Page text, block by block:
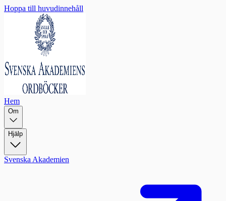
Hoppa till huvudinnehåll
Hem
Om
Hjälp
Svenska Akademien